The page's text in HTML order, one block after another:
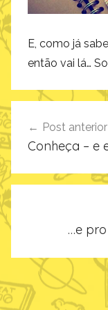
E, como já
então vai lá…
Navegação
de
Post
Post anterior
Conheça – e
…e